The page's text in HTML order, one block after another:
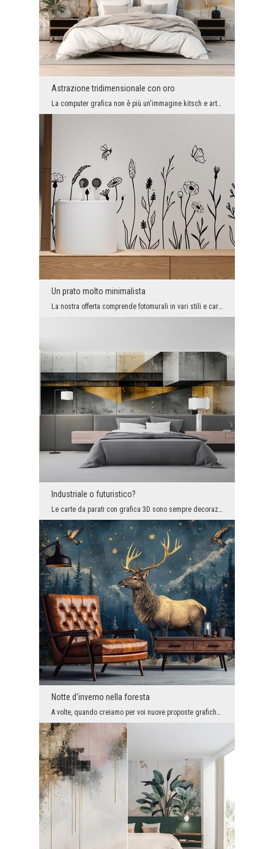
Astrazione tridimensionale con oro
La computer grafica non è più un'immagine kitsch e artificiale. Ora le varianti ispirate alla nat...
Un prato molto minimalista
La nostra offerta comprende fotomurali in vari stili e caratteri, così ognuno troverà qualcosa di...
Industriale o futuristico?
Le carte da parati con grafica 3D sono sempre decorazioni uniche che cambiano spontaneamente la p...
Notte d'inverno nella foresta
A volte, quando creiamo per voi nuove proposte grafiche, rasentiamo il kitsch. Ma nel nostro caso...